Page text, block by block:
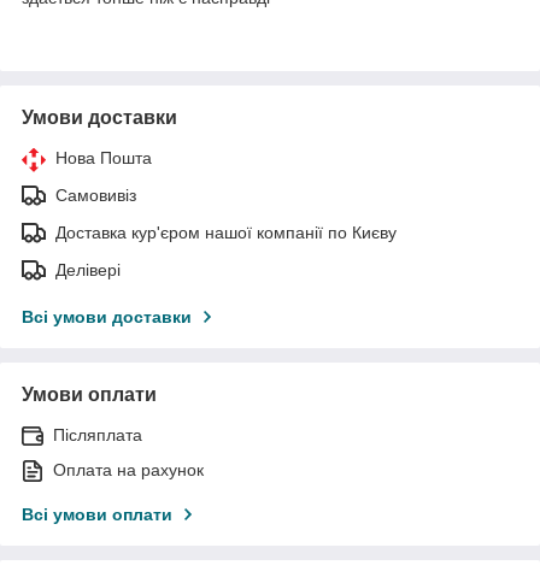
Умови доставки
Нова Пошта
Самовивіз
Доставка кур'єром нашої компанії по Києву
Делівері
Всі умови доставки
Умови оплати
Післяплата
Оплата на рахунок
Всі умови оплати